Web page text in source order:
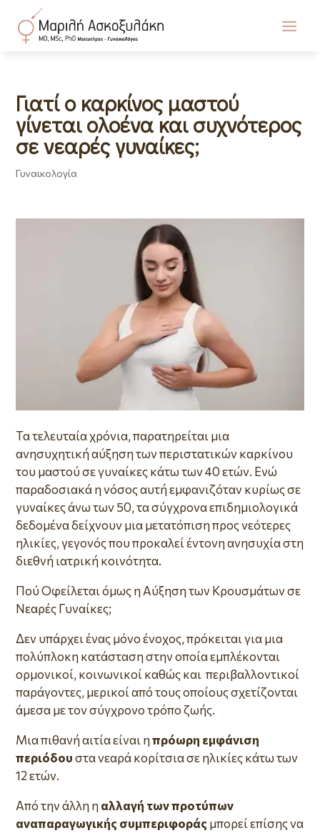
Γιατί ο καρκίνος μαστού
γίνεται ολοένα και συχνότερος
σε νεαρές γυναίκες;
Γυναικολογία
Τα τελευταία χρόνια, παρατηρείται μια
ανησυχητική αύξηση των περιστατικών καρκίνου
του μαστού σε γυναίκες κάτω των 40 ετών. Ενώ
παραδοσιακά η νόσος αυτή εμφανιζόταν κυρίως σε
γυναίκες άνω των 50, τα σύγχρονα επιδημιολογικά
δεδομένα δείχνουν μια μετατόπιση προς νεότερες
ηλικίες, γεγονός που προκαλεί έντονη ανησυχία στη
διεθνή ιατρική κοινότητα.
Πού Οφείλεται όμως η Αύξηση των Κρουσμάτων σε
Νεαρές Γυναίκες;
Δεν υπάρχει ένας μόνο ένοχος, πρόκειται για μια
πολύπλοκη κατάσταση στην οποία εμπλέκονται
ορμονικοί, κοινωνικοί καθώς και περιβαλλοντικοί
παράγοντες, μερικοί από τους οποίους σχετίζονται
άμεσα με τον σύγχρονο τρόπο ζωής.
Μια πιθανή αιτία είναι ηπρόωρη εμφάνιση
περιόδουστα νεαρά κορίτσια σε ηλικίες κάτω των
12 ετών.
Από την άλλη ηαλλαγή των προτύπων
αναπαραγωγικής συμπεριφοράς μπορεί επίσης να